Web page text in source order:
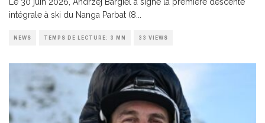
intégrale à ski du Nanga Parbat (8
NEWS TEMPS DE LECTURE: 3 MN 33 VIEWS